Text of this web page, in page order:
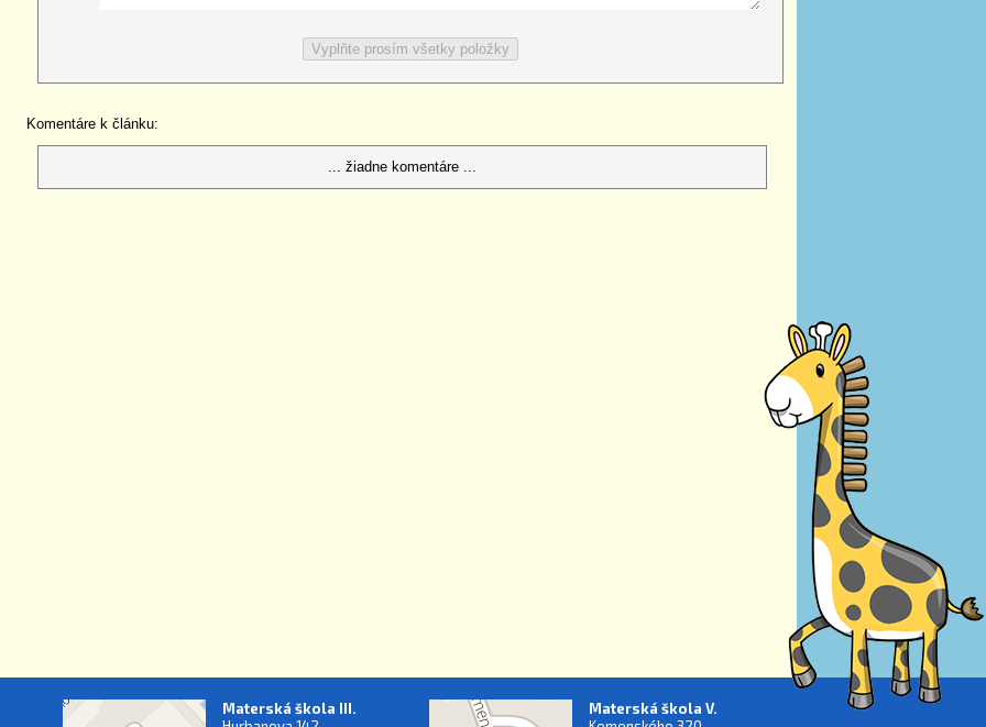
Komentáre k článku:
... žiadne komentáre ...
Materská škola III.
Materská škola V.